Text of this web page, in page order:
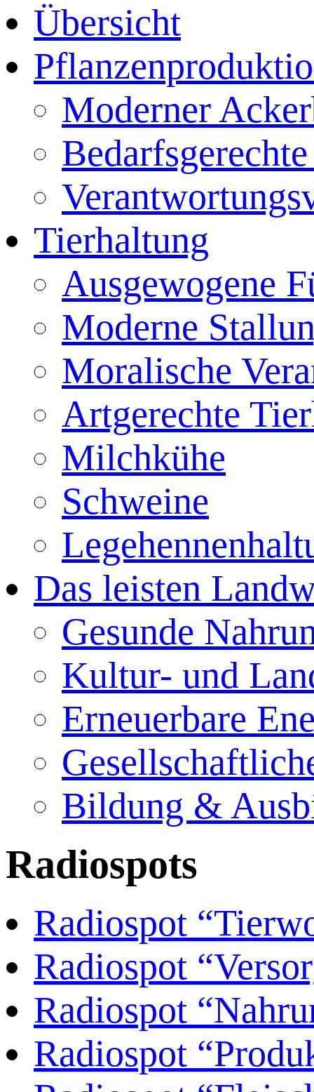
Übersicht
Moderner
Tierhaltung
Ausgewogene
Moderne
Moralische
Artgerechte
Milchkühe
Schweine
Das leisten
Gesunde
Kultur- und
Erneuerbare
Bildung &
Radiospots
Radiospot
Radiospot
Radiospot
Radiospot